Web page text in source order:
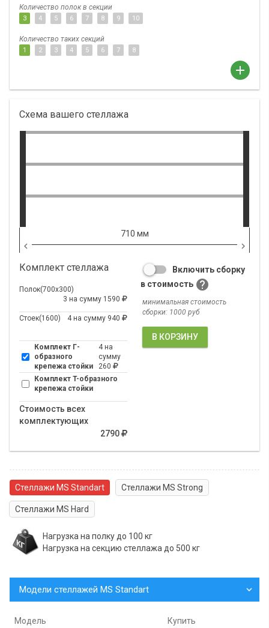
Количество полок в секции
3 4 5 6 7 8 9 10
Количество таких секций
1 2 3 4 5 6 7 8

Схема вашего стеллажа
710 мм
navigate_before navigate_next
Комплект стеллажа
Полок(700х300)
3 на сумму 1590
Стоек(1600) 4 на сумму 940
Комплект Г-
образного
крепежа стойки
4 на
сумму
260
Комплект T-образного
крепежа стойки
Стоимость всех
комплектующих
2790
Включить сборку
в стоимость 
минимальная стоимость
сборки: 1000 руб
В КОРЗИНУ
Стеллажи MS Standart Стеллажи MS Strong
Стеллажи MS Hard
Нагрузка на полку до 100 кг
Нагрузка на секцию стеллажа до 500 кг
Модели стеллажей MS Standart
Модель Купить